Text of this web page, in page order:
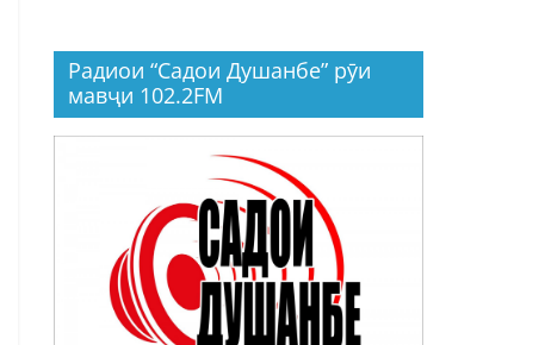
Радиои “Садои Душанбе” рӯи
мавҷи 102.2FM